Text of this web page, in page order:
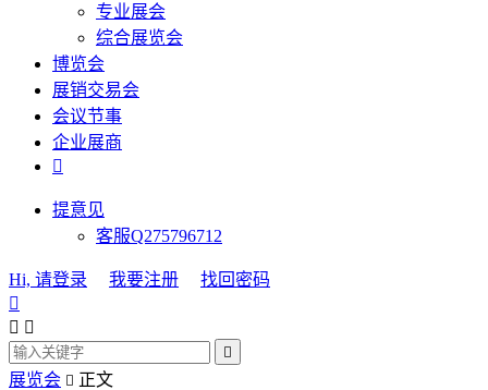
专业展会
综合展览会
博览会
展销交易会
会议节事
企业展商

提意见
客服Q275796712
Hi, 请登录 我要注册
找回密码

 

展览会  正文